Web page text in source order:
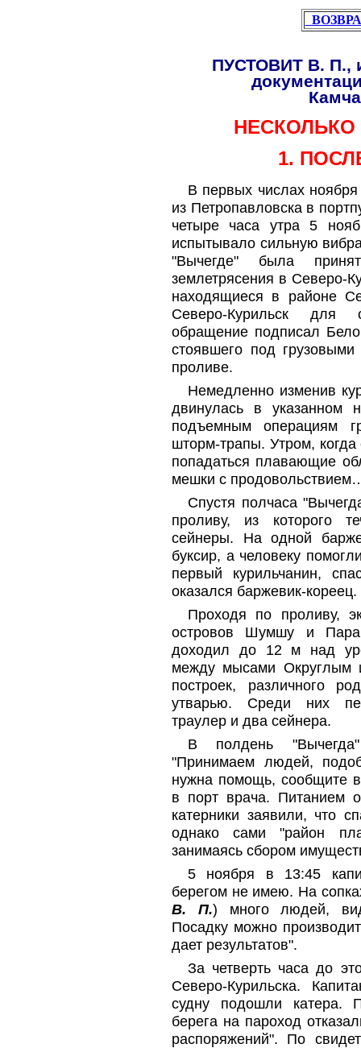
ПУСТОВИТ В. П.,
1.
В первых числах
из Петропавловска в
четыре часа утра 5
испытывало сильную
"Вычегде" была
землетрясения в Северо-
находящиеся в районе
Северо-Курильск для
обращение подписал
стоявшего под
проливе.
Немедленно изменив
двинулась в указанном
подъемным операциям
шторм-трапы. Утром,
попадаться плавающие
мешки с
Спустя полчаса
проливу, из которого
сейнеры. На одной
буксир, а человеку
первый курильчанин,
оказался баржевик-кореец.
Проходя по проливу,
островов Шумшу и
доходил до 12 м над
между мысами Округлым
построек, различного
утварью. Среди них
траулер и два сейнера.
В полдень
"Принимаем людей,
нужна помощь, сообщите
в порт врача. Питанием
катерники заявили, что
однако сами "район
занимаясь сбором
5 ноября в 13:45
берегом не имею. На
В. П.) много людей,
Посадку можно
дает результатов".
За четверть часа до
Северо-Курильска.
судну подошли катера.
берега на пароход
распоряжений". По